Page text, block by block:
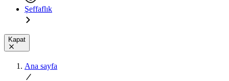
Şeffaflık
Kapat
Ana sayfa